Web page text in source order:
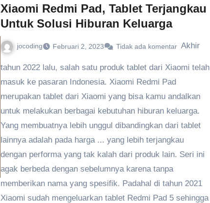
Xiaomi Redmi Pad, Tablet Terjangkau
Untuk Solusi Hiburan Keluarga
jocoding Februari 2, 2023 Tidak ada komentar Akhir
tahun 2022 lalu, salah satu produk tablet dari Xiaomi telah
masuk ke pasaran Indonesia. Xiaomi Redmi Pad
merupakan tablet dari Xiaomi yang bisa kamu andalkan
untuk melakukan berbagai kebutuhan hiburan keluarga.
Yang membuatnya lebih unggul dibandingkan dari tablet
lainnya adalah pada harga ... yang lebih terjangkau
dengan performa yang tak kalah dari produk lain. Seri ini
agak berbeda dengan sebelumnya karena tanpa
memberikan nama yang spesifik. Padahal di tahun 2021
Xiaomi sudah mengeluarkan tablet Redmi Pad 5 sehingga